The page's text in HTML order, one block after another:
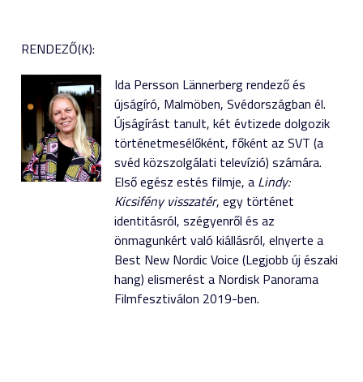
RENDEZŐ(K):
Ida Persson Lännerberg rendező és
újságíró, Malmöben, Svédországban él.
Újságírást tanult, két évtizede dolgozik
történetmesélőként, főként az SVT (a
svéd közszolgálati televízió) számára.
Első egész estés filmje, a Lindy:
Kicsifény visszatér, egy történet
identitásról, szégyenről és az
önmagunkért való kiállásról, elnyerte a
Best New Nordic Voice (Legjobb új északi
hang) elismerést a Nordisk Panorama
Filmfesztiválon 2019-ben.